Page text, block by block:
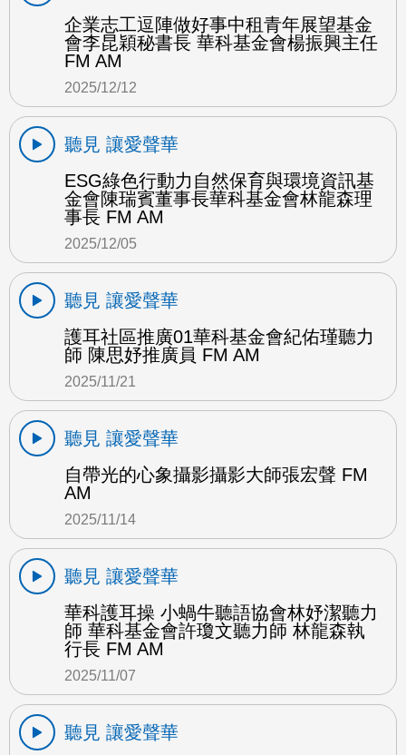
企業志工逗陣做好事中租青年展望基金
會李昆穎秘書長 華科基金會楊振興主任
FM AM
2025/12/12
聽見 讓愛聲華
ESG綠色行動力自然保育與環境資訊基
金會陳瑞賓董事長華科基金會林龍森理
事長 FM AM
2025/12/05
聽見 讓愛聲華
護耳社區推廣01華科基金會紀佑瑾聽力
師 陳思妤推廣員 FM AM
2025/11/21
聽見 讓愛聲華
自帶光的心象攝影攝影大師張宏聲 FM
AM
2025/11/14
聽見 讓愛聲華
華科護耳操 小蝸牛聽語協會林妤潔聽力
師 華科基金會許瓊文聽力師 林龍森執
行長 FM AM
2025/11/07
聽見 讓愛聲華